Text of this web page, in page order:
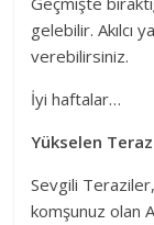
gelebilir. Akılcı
verebilirsiniz.
İyi haftalar…
Yükselen
Sevgili Teraziler,
komşunuz olan